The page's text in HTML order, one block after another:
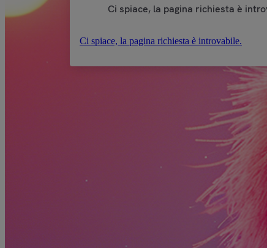
Ci spiace, la pagina richiesta è
Ci spiace, la pagina richiesta è introvabile.